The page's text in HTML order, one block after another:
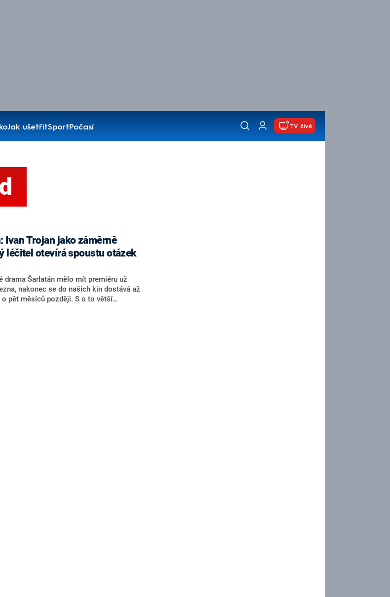
Jak ušetřitSportPočasí
TV živě
Ivan Trojan jako záměrně
léčitel otevírá spoustu otázek
drama Šarlatán mělo mít premiéru už
nakonec se do našich kin dostává až
o pět měsíců později. S o to větší